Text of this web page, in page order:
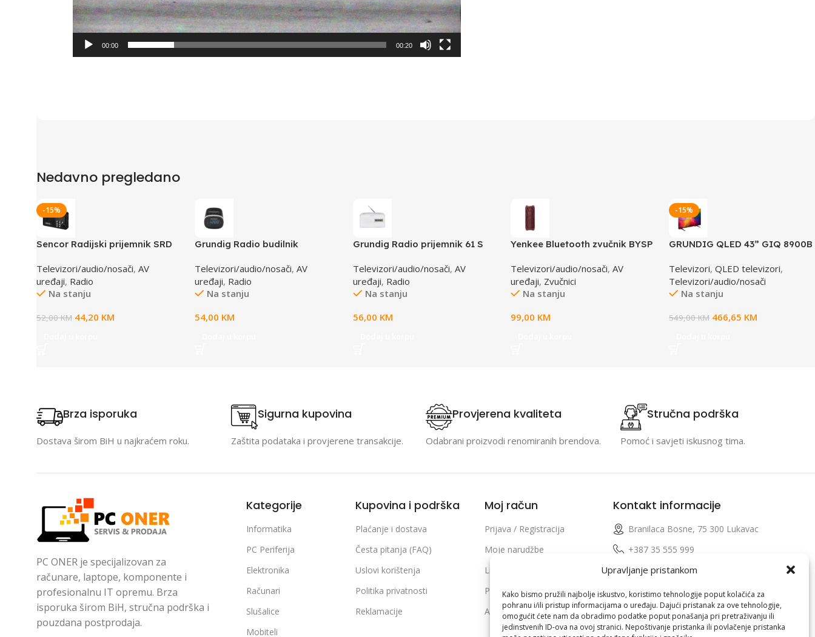
Upravljanje pristankom
Kako bismo pružili najbolje iskustvo, koristimo tehnologije poput kolačića za
pohranu i/ili pristup informacijama o uređaju. Dajući pristanak za ove tehnologije,
omogućit ćete nam da obradimo podatke poput ponašanja pri pretraživanju ili
jedinstvenih ID-ova na ovoj stranici. Nepoštivanje pristanka ili povlačenje pristanka
00:00 00:20
Nedavno pregledano
-15%
Sencor Radijski prijemnik SRD
Televizori/audio/nosači, AV
uređaji, Radio
Na stanju
52,00KM 44,20 KM
Grundig Radio budilnik
Televizori/audio/nosači, AV
uređaji, Radio
Na stanju
54,00 KM
Grundig Radio prijemnik 61 S
Televizori/audio/nosači, AV
uređaji, Radio
Na stanju
56,00 KM
Yenkee Bluetooth zvučnik BYSP
Televizori/audio/nosači,AV
uređaji, Zvučnici
Na stanju
99,00 KM
-15%
GRUNDIG QLED 43” GIQ 8900B
Televizori,QLED televizori,
Televizori/audio/nosači
Na stanju
549,00KM 466,65 KM
Brza isporuka
Dostava širom BiH u najkraćem roku.
Sigurna kupovina
Zaštita podataka i provjerene transakcije.
Provjerena kvaliteta
Odabrani proizvodi renomiranih brendova.
Stručna podrška
Pomoć i savjeti iskusnog tima.
PC ONER je specijalizovan za
računare, laptope, komponente i
profesionalnu IT opremu. Brza
isporuka širom BiH, stručna podrška i
pouzdana postprodaja.
Kategorije
Informatika
PC Periferija
Elektronika
Računari
Slušalice
Mobiteli
Kupovina i podrška
Plaćanje i dostava
Česta pitanja (FAQ)
Uslovi korištenja
Politika privatnosti
Reklamacije
Moj račun
Prijava / Registracija
Moje narudžbe
Lista želja
Poređenje proizvoda
Adrese i podaci profila
Kontakt informacije
Branilaca Bosne, 75 300 Lukavac
+387 35 555 999
info@pconer.ba
ID: 4210115760008
PDV : 210115760008